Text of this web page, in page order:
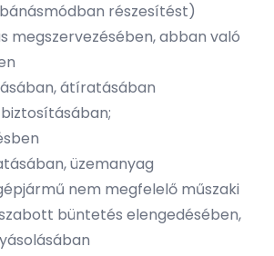
részesítést)
megszervezésében, abban való
átíratásában
üzemanyag
nem megfelelő műszaki
büntetés elengedésében,